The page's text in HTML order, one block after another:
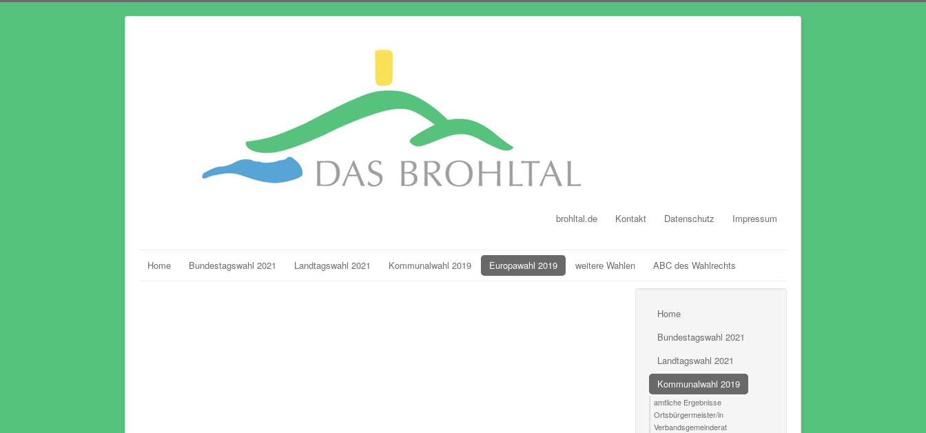
brohltal.de Kontakt Datenschutz Impressum
Home Bundestagswahl 2021 Landtagswahl 2021 Kommunalwahl 2019 Europawahl 2019 weitere Wahlen ABC des Wahlrechts
Home
Bundestagswahl 2021
Landtagswahl 2021
Kommunalwahl 2019
amtliche Ergebnisse
Ortsbürgermeister/in
Verbandsgemeinderat